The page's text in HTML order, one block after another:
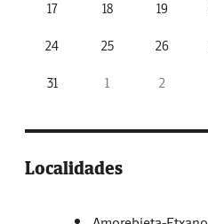
17 18 19
24 25 26
31 1 2
Localidades